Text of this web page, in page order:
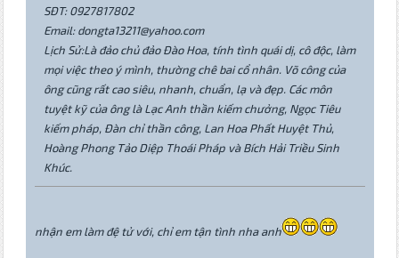
SĐT: 0927817802
Email: dongta13211@yahoo.com
Lịch Sử:Là đảo chủ đảo Đào Hoa, tính tình quái dị, cô độc, làm
mọi việc theo ý mình, thường chê bai cổ nhân. Võ công của
ông cũng rất cao siêu, nhanh, chuẩn, lạ và đẹp. Các môn
tuyệt kỹ của ông là Lạc Anh thần kiếm chưởng, Ngọc Tiêu
kiếm pháp, Đàn chỉ thần công, Lan Hoa Phất Huyệt Thủ,
Hoàng Phong Tảo Diệp Thoái Pháp và Bích Hải Triều Sinh
Khúc.
nhận em làm đệ tử với, chỉ em tận tình nha anh